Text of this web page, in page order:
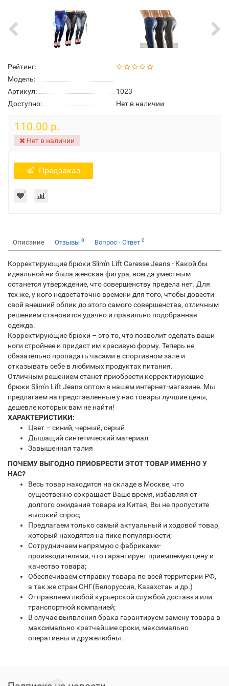
Рейтинг:
Модель:
Артикул:
1023
Доступно:
Нет в наличии
110.00 р.
Нет в наличии
Предзаказ
Описание Отзывы 0 Вопрос - Ответ 0
Корректирующие брюки Slim'n Lift Caresse Jeans - Какой бы
идеальной ни была женская фигура, всегда уместным
останется утверждение, что совершенству предела нет. Для
тех же, у кого недостаточно времени для того, чтобы довести
свой внешний облик до этого самого совершенства, отличным
решением становится удачно и правильно подобранная
одежда.
Корректирующие брюки – это то, что позволит сделать ваши
ноги стройнее и придаст им красивую форму. Теперь не
обязательно пропадать часами в спортивном зале и
отказывать себе в любимых продуктах питания.
Отличным решением станет приобрести корректирующие
брюки Slim'n Lift Jeans оптом в нашем интернет-магазине. Мы
предлагаем на представленные у нас товары лучшие цены,
дешевле которых вам не найти!
ХАРАКТЕРИСТИКИ:
Цвет – синий, черный, серый
Дышащий синтетический материал
Завышенная талия
ПОЧЕМУ ВЫГОДНО ПРИОБРЕСТИ ЭТОТ ТОВАР ИМЕННО У
НАС?
Весь товар находится на складе в Москве, что
существенно сокращает Ваше время, избавляя от
долгого ожидания товара из Китая, Вы не пропустите
высокий спрос;
Предлагаем только самый актуальный и ходовой товар,
который находятся на пике популярности;
Сотрудничаем напрямую с фабриками-
производителями, что гарантирует приемлемую цену и
качество товара;
Обеспечиваем отправку товара по всей территории РФ,
а так же стран СНГ(Белоруссия, Казахстан и др.)
Отправляем любой курьерской службой доставки или
транспортной компанией;
В случае выявления брака гарантируем замену товара в
максимально кратчайшие сроки, максимально
оперативны и дружелюбны.